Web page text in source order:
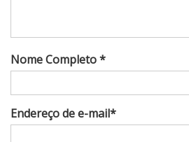
Nome Completo *
Endereço de e-mail*